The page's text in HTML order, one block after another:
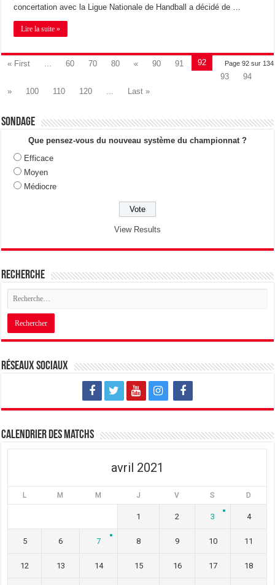
concertation avec la Ligue Nationale de Handball a décidé de …
Lire la suite »
Page 92 sur 134
« First ... 60 70 80 « 90 91
92
93
94
»
100 110 120 ... Last »
Sondage
Que pensez-vous du nouveau système du championnat ?
Efficace
Moyen
Médiocre
View Results
Recherche
Réseaux sociaux
Calendrier des matchs
avril 2021
L M M J V S D
1 2 3 4
5 6 7 8 9 10 11
12 13 14 15 16 17 18